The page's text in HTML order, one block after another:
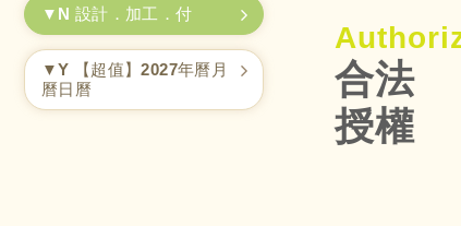
▼N 設計．加工．付
▼Y 【超值】2027年曆月
曆日曆
合法
授權